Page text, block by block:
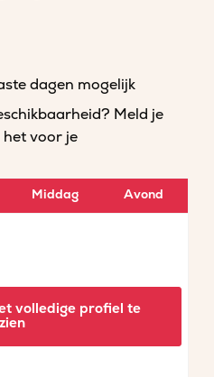
dagen mogelijk
Meld je
het voor je
Middag Avond
volledige profiel te
zien